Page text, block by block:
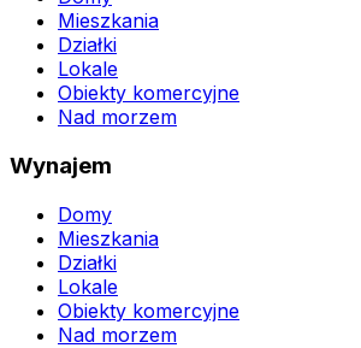
Mieszkania
Działki
Lokale
Obiekty komercyjne
Nad morzem
Wynajem
Domy
Mieszkania
Działki
Lokale
Obiekty komercyjne
Nad morzem